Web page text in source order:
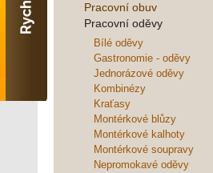
Pracovní obuv
Pracovní oděvy
Bílé oděvy
Gastronomie - oděvy
Jednorázové oděvy
Kombinézy
Kraťasy
Montérkové blůzy
Montérkové kalhoty
Montérkové soupravy
Nepromokavé oděvy
Hradec Králové
Provozovna:
Stavební 1140, 500 03
Hradec Králové